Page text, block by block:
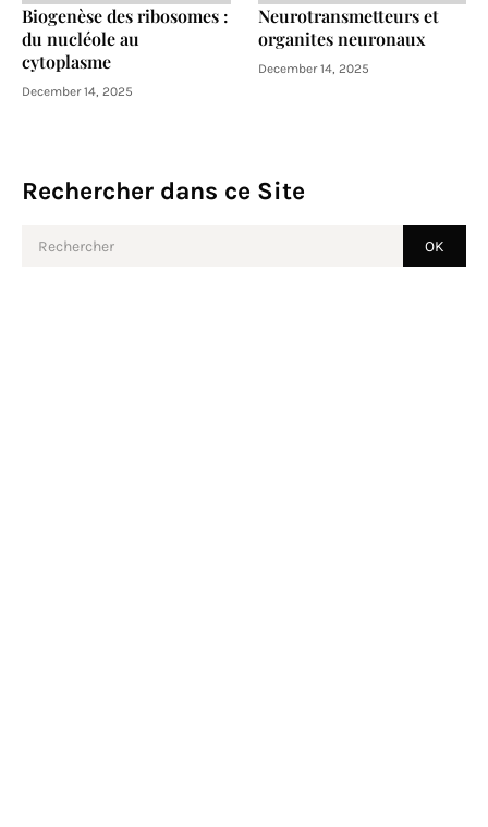
Biogenèse des ribosomes :
du nucléole au
cytoplasme
December 14, 2025
Neurotransmetteurs et
organites neuronaux
December 14, 2025
Rechercher dans ce Site